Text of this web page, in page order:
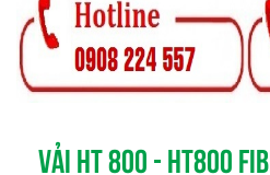
VẢI HT 800 - HT800